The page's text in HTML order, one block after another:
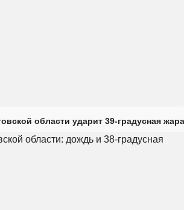
области ударит 39-градусная жара